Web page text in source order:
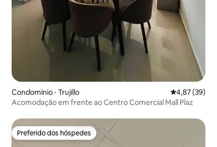
Condomínio ⋅ Trujillo 4,87 de uma
4,87 (39)
Acomodação em frente ao Centro Comercial Mall Plaz
Preferido dos hóspedes
Preferido dos hóspedes